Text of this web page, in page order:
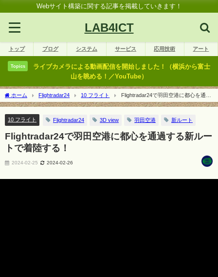
Webサイト構築に関する記事を掲載していきます！
LAB4ICT
トップ ブログ システム サービス 応用技術 アート
Topics
ライブカメラによる動画配信を開始しました！（横浜から富士
山を眺める！／YouTube）
ホーム Flightradar24 10 フライト
Flightradar24で羽田空港に都心を通過
する新ルートで着陸する！
10 フライト Flightradar24 3D view 羽田空港 新ルート
Flightradar24で羽田空港に都心を通過する新ルー
トで着陸する！
2024-02-25 2024-02-26